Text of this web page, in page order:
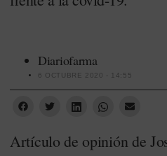
Diariofarma
6 OCTUBRE 2020 - 14:55
Artículo de opinión de